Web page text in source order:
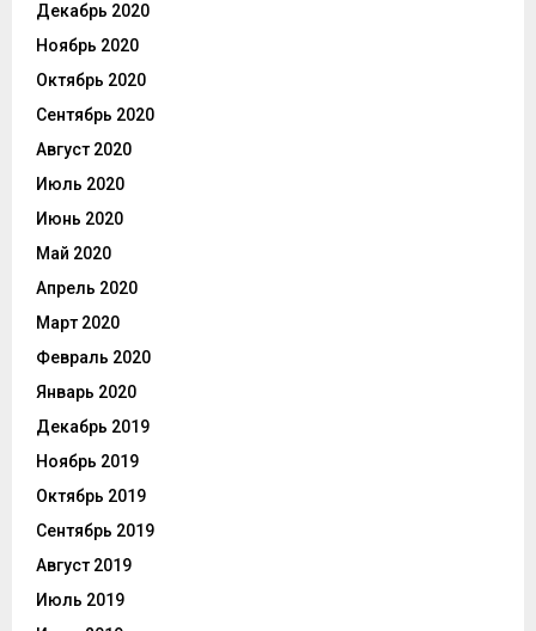
Декабрь 2020
Ноябрь 2020
Октябрь 2020
Сентябрь 2020
Август 2020
Июль 2020
Июнь 2020
Май 2020
Апрель 2020
Март 2020
Февраль 2020
Январь 2020
Декабрь 2019
Ноябрь 2019
Октябрь 2019
Сентябрь 2019
Август 2019
Июль 2019